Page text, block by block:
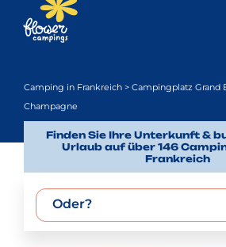
Camping in Frankreich > Campingplatz Grand
Champagne
Finden Sie Ihre Unterkunft &
Urlaub auf über 146
Frankreich
Oder?